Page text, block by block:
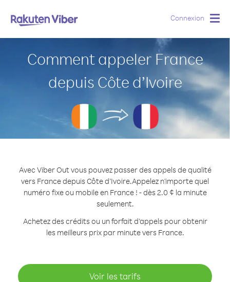
Connexion
Comment appeler France
depuis Côte d’Ivoire
Avec Viber Out vous pouvez passer des appels de qualité
vers France depuis Côte d’Ivoire.Appelez n'importe quel
numéro fixe ou mobile en France ! - dès 2.0 ¢ la minute
seulement.
Achetez des crédits ou un forfait d’appels pour obtenir
les meilleurs prix par minute vers France.
Voir les tarifs